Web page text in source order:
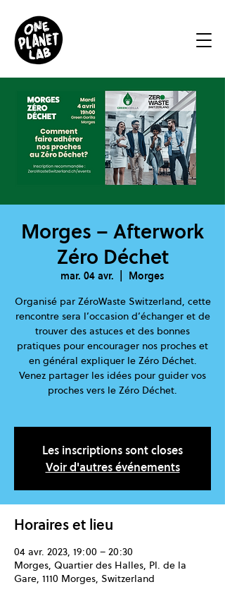
Morges – Afterwork
Zéro Déchet
mar. 04 avr.
Morges
Organisé par ZéroWaste Switzerland, cette
rencontre sera l’occasion d’échanger et de
trouver des astuces et des bonnes
pratiques pour encourager nos proches et
en général expliquer le Zéro Déchet.
Venez partager les idées pour guider vos
proches vers le Zéro Déchet.
Les inscriptions sont closes
Voir d'autres événements
Horaires et lieu
04 avr. 2023, 19:00 – 20:30
Morges, Quartier des Halles, Pl. de la
Gare, 1110 Morges, Switzerland